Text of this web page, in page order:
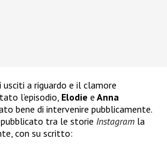
a riguardo e il clamore
l’episodio, Elodie e Anna
bene di intervenire pubblicamente.
tra le storie Instagram la
con su scritto: